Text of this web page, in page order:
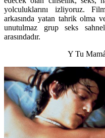
yolculuklarını izliyoruz.
arkasında yatan tahrik olma
unutulmaz grup seks
arasındadır.
Y Tu